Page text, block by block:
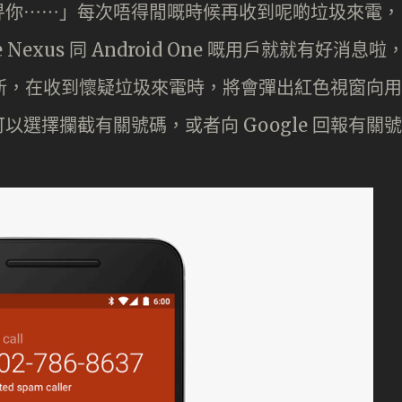
⋯⋯」每次唔得閒嘅時候再收到呢啲垃圾來電，
同 Android One 嘅用戶就就有好消息啦
在收到懷疑垃圾來電時，將會彈出紅色視窗向用
選擇攔截有關號碼，或者向 Google 回報有關號